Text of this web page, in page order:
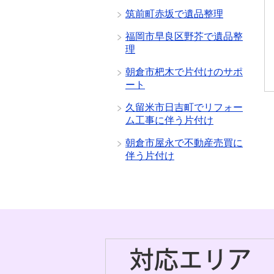
筑前町赤坂で遺品整理
福岡市早良区野芥で遺品整
理
朝倉市杷木で片付けのサポ
ート
久留米市日吉町でリフォー
ム工事に伴う片付け
朝倉市屋永で不動産売買に
伴う片付け